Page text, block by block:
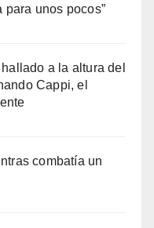
para unos pocos”
a la altura del
Cappi, el
combatía un